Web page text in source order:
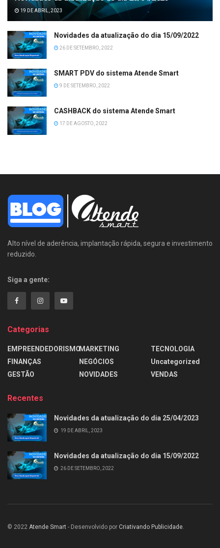
19 DE ABRIL, 2023
Novidades da atualização do dia 15/09/2022
26 DE SETEMBRO, 2022
SMART PDV do sistema Atende Smart
9 DE SETEMBRO, 2022
CASHBACK do sistema Atende Smart
17 DE AGOSTO, 2022
Alto nível de aderência, implantação rápida, segura e investimento
reduzido.
Siga a gente:
Categorias
EMPREENDEDORISMO
FINANÇAS
GESTÃO
MARKETING
NEGÓCIOS
NOVIDADES
TECNOLOGIA
Uncategorized
VENDAS
Recentes
Novidades da atualização do dia 25/04/2023
19 DE ABRIL, 2023
Novidades da atualização do dia 15/09/2022
26 DE SETEMBRO, 2022
© 2022 Atende Smart - Desenvolvido por Criativando Publicidade.